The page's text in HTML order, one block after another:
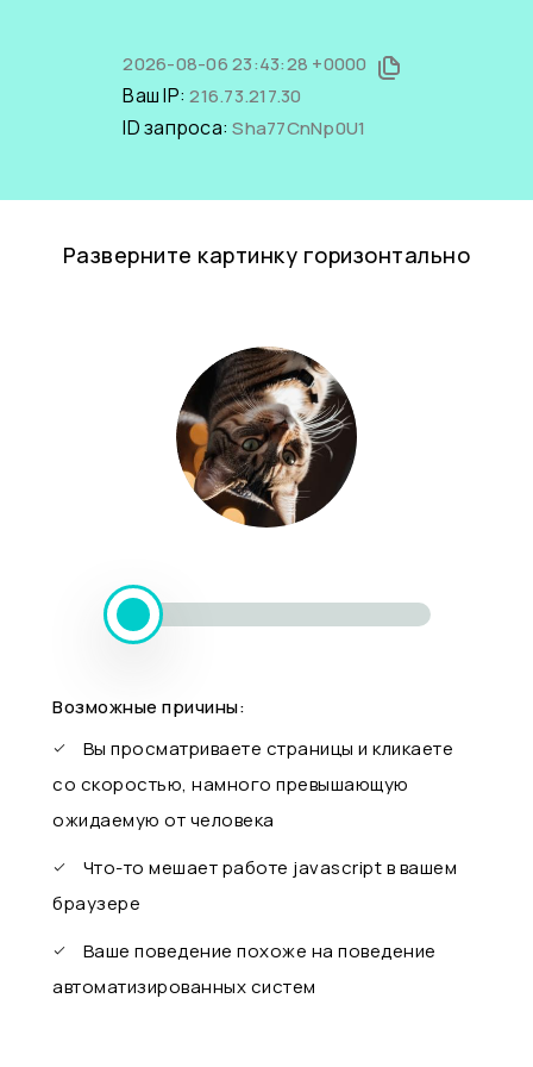
2026-08-06 23:43:28 +0000
Ваш IP:216.73.217.30
ID запроса:Sha77CnNp0U1
Разверните картинку горизонтально
Возможные причины:
Вы просматриваете страницы и кликаете
со скоростью, намного превышающую
ожидаемую от человека
Что-то мешает работе javascript в вашем
браузере
Ваше поведение похоже на поведение
автоматизированных систем